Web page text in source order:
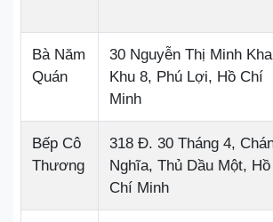
Bà Năm
Quán
30 Nguyễn Thị Minh
Khu 8, Phú Lợi, Hồ Chí
Minh
Bếp Cô
Thương
318 Đ. 30 Tháng 4,
Nghĩa, Thủ Dầu Một, Hồ
Chí Minh